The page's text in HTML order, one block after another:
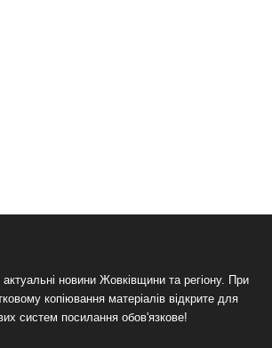
новини Жовківщини та регіону. При
копіювання матеріалів відкрите для
систем посилання обов'язкове!